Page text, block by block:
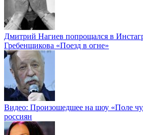
Дмитрий Нагиев попрощался в
Гребенщикова «Поезд в огне»
Видео: Произошедшее на шоу «Поле
россиян